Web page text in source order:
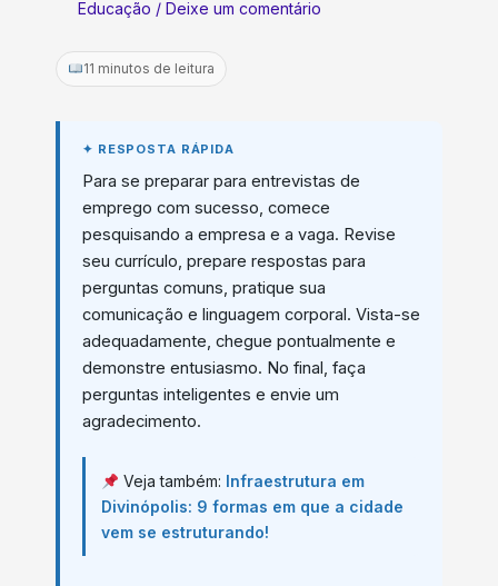
Educação / Deixe um comentário
11 minutos de leitura
Para se preparar para entrevistas de
emprego com sucesso, comece
pesquisando a empresa e a vaga. Revise
seu currículo, prepare respostas para
perguntas comuns, pratique sua
comunicação e linguagem corporal. Vista-se
adequadamente, chegue pontualmente e
demonstre entusiasmo. No final, faça
perguntas inteligentes e envie um
agradecimento.
Veja também: Infraestrutura em
Divinópolis: 9 formas em que a cidade
vem se estruturando!